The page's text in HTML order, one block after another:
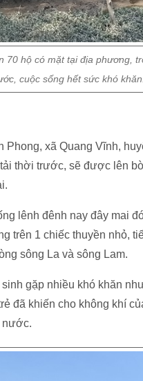
70 hộ có mặt tại địa phương,
cuộc sống hết sức khó khăn.
Phong, xã Quang Vĩnh,
thời trước, sẽ được lên
lênh đênh nay đây mai
trên 1 chiếc thuyền nhỏ,
sông La và sông Lam.
gặp nhiều khó khăn
đã khiến cho không khí
nước.